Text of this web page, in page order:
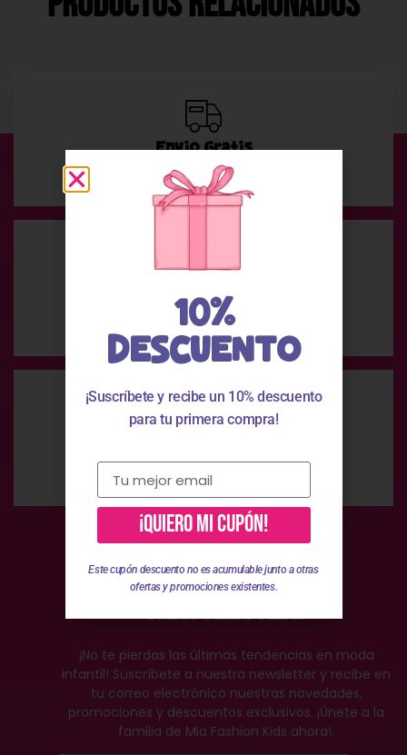
Envío Gratis
En compras superiores a 49 €
Pago Seguro
Pago 100% seguro
Te ayudamos en el proceso
¡Suscríbete al
Newsletter!
¡No te pierdas las últimas tendencias en moda
infantil! Suscríbete a nuestra newsletter y recibe en
tu correo electrónico nuestras novedades,
promociones y descuentos exclusivos. ¡Únete a la
familia de Mia Fashion Kids ahora!.
10%
DESCUENTO
¡Suscríbete y recibe un 10% descuento
para tu primera compra!
¡QUIERO MI CUPÓN!
Este cupón descuento no es acumulable junto a otras
ofertas y promociones existentes.